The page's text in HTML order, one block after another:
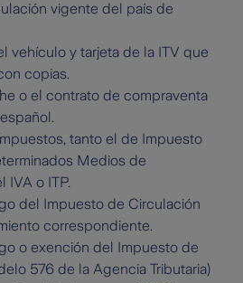
vigente del país de
vehículo y tarjeta de la ITV que
copias.
o el contrato de compraventa
tanto el de Impuesto
Medios de
IVA o ITP.
del Impuesto de Circulación
correspondiente.
o exención del Impuesto de
576 de la Agencia Tributaria)